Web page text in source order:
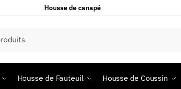
Housse de canapé
Housse de Fauteuil Housse de Coussin